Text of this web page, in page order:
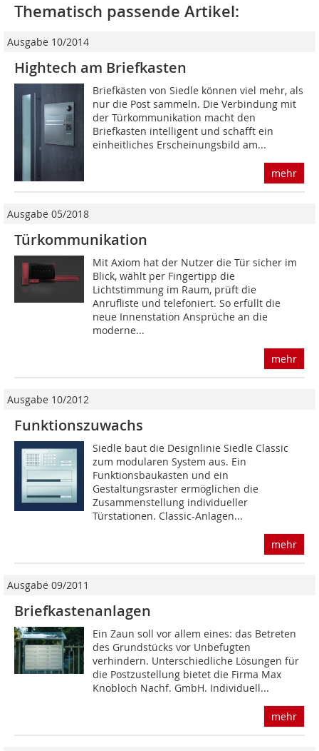
Thematisch passende Artikel:
Ausgabe 10/2014
Hightech am Briefkasten
Briefkästen von Siedle können viel mehr, als
nur die Post sammeln. Die Verbindung mit
der Türkommunikation macht den
Briefkasten intelligent und schafft ein
einheitliches Erscheinungsbild am...
mehr
Ausgabe 05/2018
Türkommunikation
Mit Axiom hat der Nutzer die Tür sicher im
Blick, wählt per Fingertipp die
Lichtstimmung im Raum, prüft die
Anrufliste und telefoniert. So erfüllt die
neue Innenstation Ansprüche an die
moderne...
mehr
Ausgabe 10/2012
Funktionszuwachs
Siedle baut die Designlinie Siedle Classic
zum modularen System aus. Ein
Funktionsbaukasten und ein
Gestaltungsraster ermöglichen die
Zusammenstellung individueller
Türstationen. Classic-Anlagen...
mehr
Ausgabe 09/2011
Briefkastenanlagen
Ein Zaun soll vor allem eines: das Betreten
des Grundstücks vor Unbefugten
verhindern. Unterschiedliche Lösungen für
die Postzustellung bietet die Firma Max
Knobloch Nachf. GmbH. Individuell...
mehr